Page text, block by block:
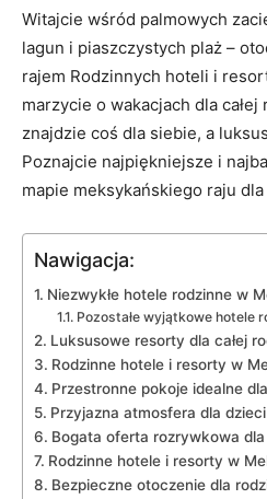
Witajcie wśród palmowych
lagun i piaszczystych plaż –
rajem Rodzinnych hoteli i
marzycie o wakacjach dla
znajdzie coś dla siebie, a
Poznajcie najpiękniejsze i
mapie meksykańskiego raju
Nawigacja:
Niezwykłe hotele rodzinne w
Pozostałe wyjątkowe hotele
Luksusowe resorty dla całej
Rodzinne hotele i resorty w
Przestronne pokoje idealne
Przyjazna atmosfera dla dzieci
Bogata oferta rozrywkowa dla
Rodzinne hotele i resorty w
Bezpieczne otoczenie dla